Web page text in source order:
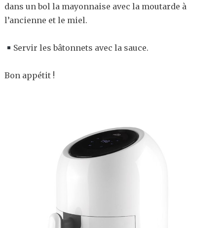
dans un bol la mayonnaise avec la moutarde à
l’ancienne et le miel.
Servir les bâtonnets avec la sauce.
Bon appétit !